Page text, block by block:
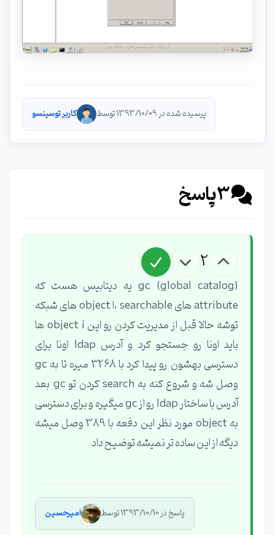
پرسیده شده در 1393/10/09 توسط کاربر توسینسو
3پاسخ
2
(gc (global catalog یه دیتابیس هست که
attribute های searchable ،ا object های شبکه
توشه حالا قبل از مدیریت کردن رو این object i ها
باید اونا رو جستجو کرد و آدرس ldap اونا برای
دسترسی بهشون رو پیدا کرد با 3268 میره تا به gc
وصل شه و شروع کنه به search کردن تو gc بعد
آدرس با ساختار ldap رو از gc میگیره و برای دسترسی
به object مورد نظر این دفعه با 389 وصل میشه
دیگه از این ساده تر نمیشه توضیح داد
پاسخ در 1393/10/10 توسط امیرحسین